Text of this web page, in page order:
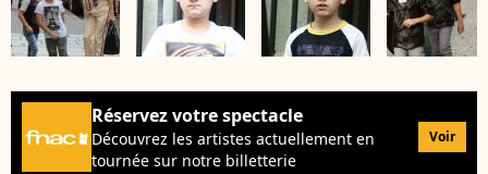
Réservez votre spectacle
Découvrez les artistes actuellement en
tournée sur notre billetterie
Voir